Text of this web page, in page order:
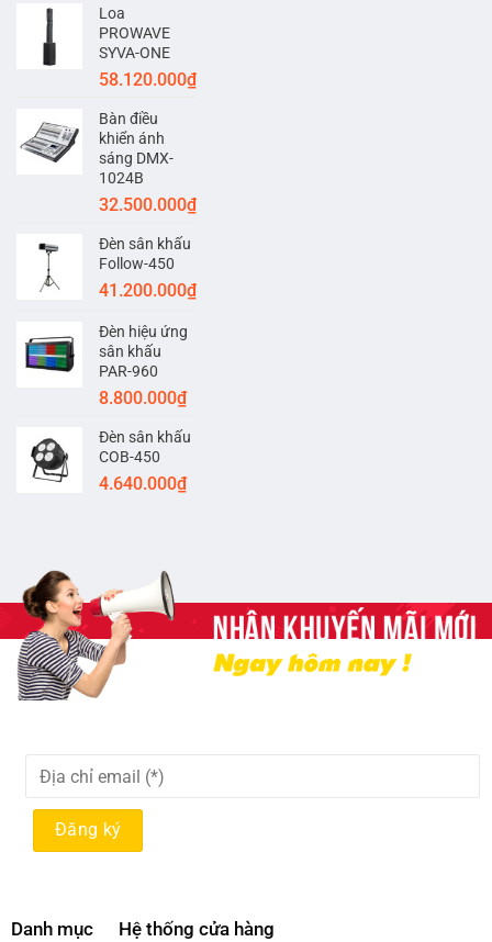
Loa
PROWAVE
SYVA-ONE
58.120.000₫
Bàn điều
khiển ánh
sáng DMX-
1024B
32.500.000₫
Đèn sân khấu
Follow-450
41.200.000₫
Đèn hiệu ứng
sân khấu
PAR-960
8.800.000₫
Đèn sân khấu
COB-450
4.640.000₫
Danh mục
Hệ thống cửa hàng